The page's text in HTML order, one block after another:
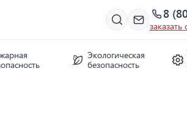
8
Экологическая
безопасность